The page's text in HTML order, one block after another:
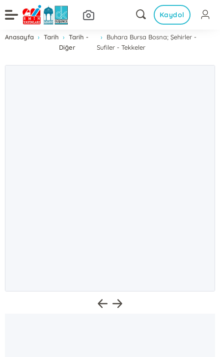
Kaydol
Anasayfa Tarih
Tarih -
Diğer
Buhara Bursa Bosna; Şehirler -
Sufiler - Tekkeler